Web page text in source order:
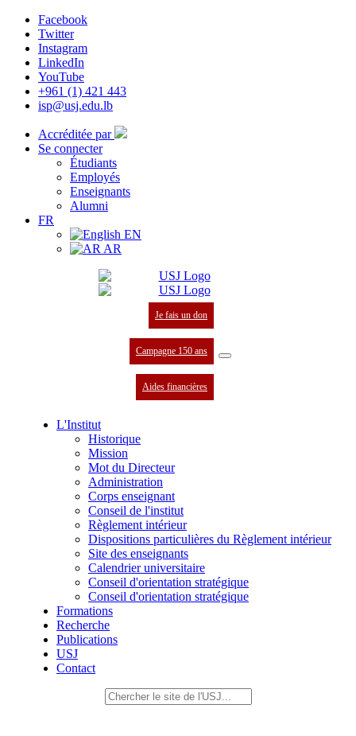
Facebook
Twitter
Instagram
LinkedIn
YouTube
+961 (1) 421 443
isp@usj.edu.lb
Accréditée par
Se connecter
Étudiants
Employés
Enseignants
Alumni
FR
EN
AR
Je fais un don
Campagne 150 ans
Aides financières
L'Institut
Historique
Mission
Mot du Directeur
Administration
Corps enseignant
Conseil de l'institut
Règlement intérieur
Dispositions particulières du Règlement intérieur
Site des enseignants
Calendrier universitaire
Conseil d'orientation stratégique
Conseil d'orientation stratégique
Formations
Recherche
Publications
USJ
Contact